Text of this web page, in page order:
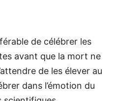
de célébrer les
avant que la mort ne
de les élever au
dans l’émotion du